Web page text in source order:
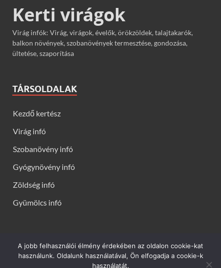
Kerti virágok
Virág infók: Virág, virágok, évelők, örökzöldek, talajtakarók,
balkon növények, szobanövények termesztése, gondozása,
ültetése, szaporítása
TÁRSOLDALAK
Kezdő kertész
Virág infó
Szobanövény infó
Gyógynövény infó
Zöldség infó
Gyümölcs infó
Kerti virágok - Virág infók: Virág, virágok, évelők, örökzöldek,
talajtakarók, balkon növények, szobanövények termesztése,
A jobb felhasználói élmény érdekében az oldalon cookie-kat
használunk. Oldalunk használatával, Ön elfogadja a cookie-k
használatát.